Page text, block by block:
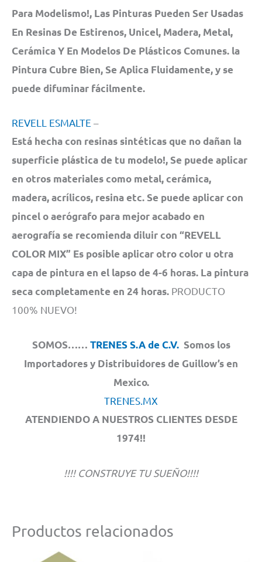
Para Modelismo!, Las Pinturas Pueden Ser Usadas
En Resinas De Estirenos, Unicel, Madera, Metal,
Cerámica Y En Modelos De Plásticos Comunes. la
Pintura Cubre Bien, Se Aplica Fluidamente, y se
puede difuminar fácilmente.
REVELL ESMALTE –
Está hecha con resinas sintéticas que no dañan la
superficie plástica de tu modelo!, Se puede aplicar
en otros materiales como metal, cerámica,
madera, acrílicos, resina etc. Se puede aplicar con
pincel o aerógrafo para mejor acabado en
aerografía se recomienda diluir con “REVELL
COLOR MIX” Es posible aplicar otro color u otra
capa de pintura en el lapso de 4-6 horas. La pintura
seca completamente en 24 horas. PRODUCTO
100% NUEVO!
SOMOS…… TRENES S.A de C.V.Somos los
Importadores y Distribuidores de Guillow’s en
Mexico.
TRENES.MX
ATENDIENDO A NUESTROS CLIENTES DESDE
1974!!
!!!! CONSTRUYE TU SUEÑO!!!!
Productos relacionados